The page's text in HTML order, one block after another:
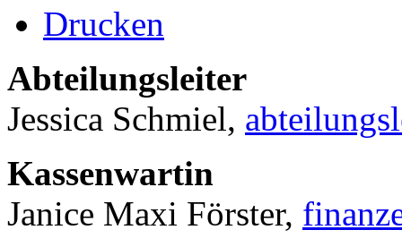
Drucken
Abteilungsleiter
Jessica Schmiel,
Kassenwartin
Janice Maxi Förster,